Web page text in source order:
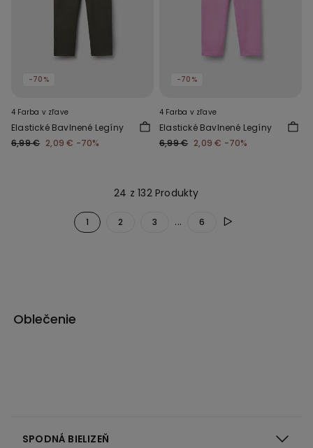
-70%
4 Farba v zľave
Elastické Bavlnené Legíny
6,99 € 2,09 € -70%
-70%
4 Farba v zľave
Elastické Bavlnené Legíny
6,99 € 2,09 € -70%
24 z 132 Produkty
1 2 3 ... 6
Oblečenie
SPODNÁ BIELIZEŇ